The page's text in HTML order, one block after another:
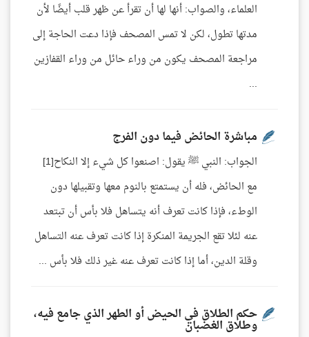
العلماء، والصواب: أنها لها أن تقرأ عن ظهر قلب أيضًا لأن
مدتها تطول، لكن لا تمس المصحف فإذا دعت الحاجة إلى
مراجعة المصحف يكون من وراء حائل من وراء القفازين
...
مباشرة الحائض فيما دون الفرج
الجواب: النبي ﷺ يقول: اصنعوا كل شيء إلا النكاح[1]
مع الحائض، فله أن يستمتع بالنوم معها وتقبيلها دون
الوطء، فإذا كانت تعرف أنه يتساهل فلا بأس أن تبتعد
عنه لئلا تقع الجريمة المنكرة إذا كانت تعرف عنه التساهل
وقلة الدين، أما إذا كانت تعرف عنه غير ذلك فلا بأس ...
حكم الطلاق في الحيض أو الطهر الذي جامع فيه،
وطلاق الغضبان